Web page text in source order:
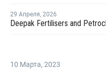
29 Апреля, 2026
10 Марта, 2023